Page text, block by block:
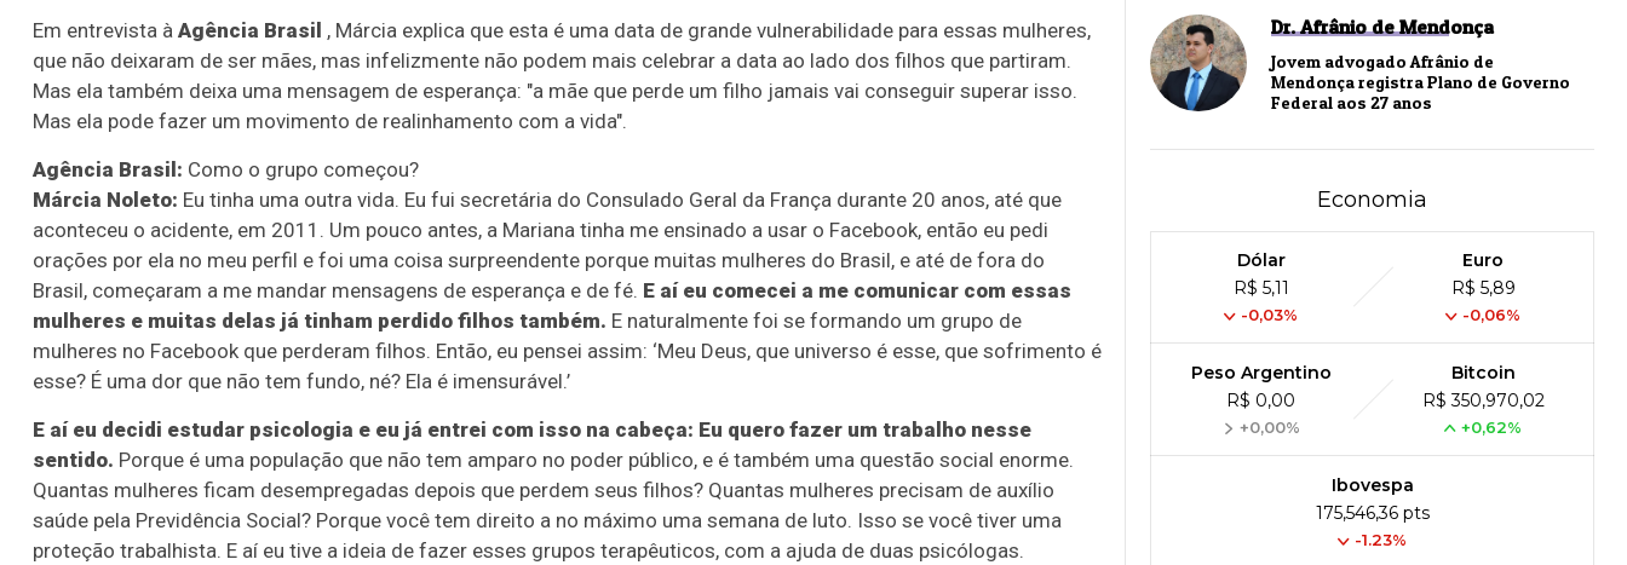
Em entrevista à Agência Brasil , Márcia explica que esta é uma data de grande vulnerabilidade para essas mulheres,
que não deixaram de ser mães, mas infelizmente não podem mais celebrar a data ao lado dos filhos que partiram.
Mas ela também deixa uma mensagem de esperança: "a mãe que perde um filho jamais vai conseguir superar isso.
Mas ela pode fazer um movimento de realinhamento com a vida".
Agência Brasil: Como o grupo começou?
Márcia Noleto: Eu tinha uma outra vida. Eu fui secretária do Consulado Geral da França durante 20 anos, até que
aconteceu o acidente, em 2011. Um pouco antes, a Mariana tinha me ensinado a usar o Facebook, então eu pedi
orações por ela no meu perfil e foi uma coisa surpreendente porque muitas mulheres do Brasil, e até de fora do
Brasil, começaram a me mandar mensagens de esperança e de fé. E aí eu comecei a me comunicar com essas
mulheres e muitas delas já tinham perdido filhos também. E naturalmente foi se formando um grupo de
mulheres no Facebook que perderam filhos. Então, eu pensei assim: ‘Meu Deus, que universo é esse, que sofrimento é
esse? É uma dor que não tem fundo, né? Ela é imensurável.’
E aí eu decidi estudar psicologia e eu já entrei com isso na cabeça: Eu quero fazer um trabalho nesse
sentido. Porque é uma população que não tem amparo no poder público, e é também uma questão social enorme.
Quantas mulheres ficam desempregadas depois que perdem seus filhos? Quantas mulheres precisam de auxílio
saúde pela Previdência Social? Porque você tem direito a no máximo uma semana de luto. Isso se você tiver uma
proteção trabalhista. E aí eu tive a ideia de fazer esses grupos terapêuticos, com a ajuda de duas psicólogas.
Dr. Afrânio de Mendonça
Jovem advogado Afrânio de
Mendonça registra Plano de Governo
Federal aos 27 anos
Economia
Dólar
R$ 5,11
-0,03%
Euro
R$ 5,89
-0,06%
Peso Argentino
R$ 0,00
+0,00%
Bitcoin
R$ 350,970,02
+0,62%
Ibovespa
175,546,36 pts
-1.23%